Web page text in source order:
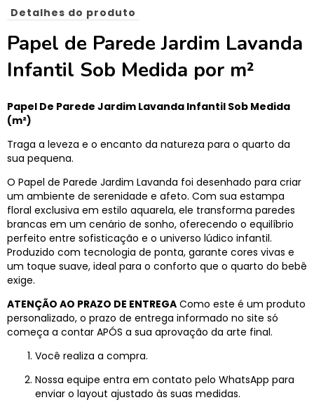
Detalhes do produto
Papel de Parede Jardim Lavanda
Infantil Sob Medida por m²
Papel De Parede Jardim Lavanda Infantil Sob Medida
(m²)
Traga a leveza e o encanto da natureza para o quarto da
sua pequena.
O Papel de Parede Jardim Lavanda foi desenhado para criar
um ambiente de serenidade e afeto. Com sua estampa
floral exclusiva em estilo aquarela, ele transforma paredes
brancas em um cenário de sonho, oferecendo o equilíbrio
perfeito entre sofisticação e o universo lúdico infantil.
Produzido com tecnologia de ponta, garante cores vivas e
um toque suave, ideal para o conforto que o quarto do bebê
exige.
ATENÇÃO AO PRAZO DE ENTREGA Como este é um produto
personalizado, o prazo de entrega informado no site só
começa a contar APÓS a sua aprovação da arte final.
Você realiza a compra.
Nossa equipe entra em contato pelo WhatsApp para
enviar o layout ajustado às suas medidas.